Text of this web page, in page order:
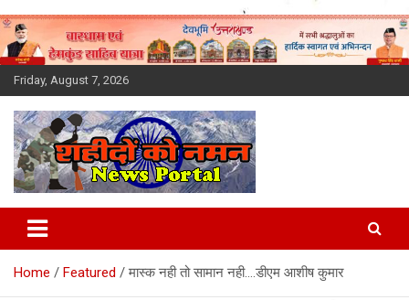
Skip
to
content
Friday, August 7, 2026
Latest News Today, Breaking
News, Uttarakhand News in
Hindi
Home Featured मास्क नही तो सामान नही….डीएम आशीष कुमार